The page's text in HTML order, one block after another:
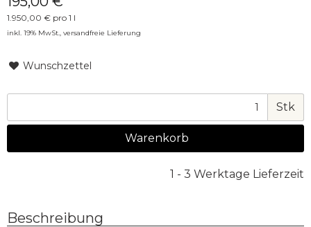
1.950,00 € pro 1 l
inkl. 19% MwSt., versandfreie Lieferung
Wunschzettel
Stk
Warenkorb
1 - 3 Werktage Lieferzeit
Beschreibung